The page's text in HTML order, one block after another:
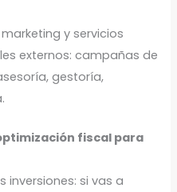
y servicios
externos: campañas de
gestoría,
fiscal para
inversiones: si vas a